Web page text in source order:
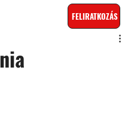
FELIRATKOZÁS